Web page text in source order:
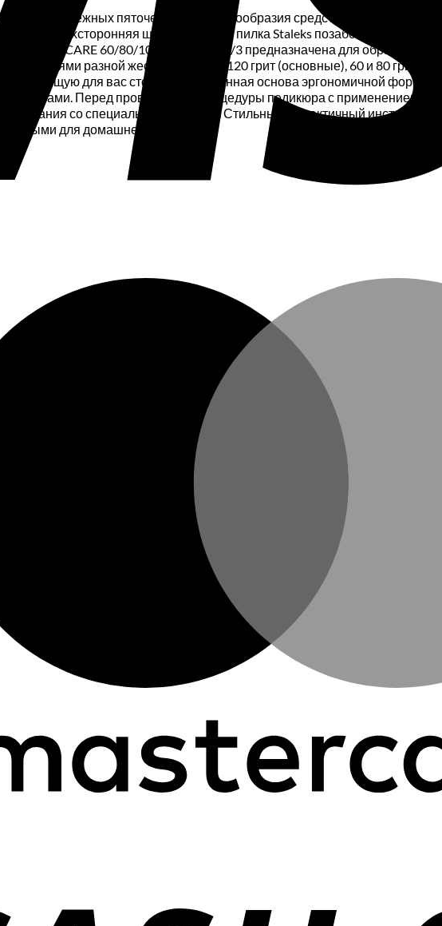
и нежных пяточек. Среди разнообразия средств для обработки
двухсторонняя шлифовальная пилка Staleks позаботится о
& CARE 60/80/100/120 ABC 10/3 предназначена для обработки
разной жесткости: 100 и 120 грит (основные), 60 и 80 грит
для вас сторону. Деревянная основа эргономичной формы
Перед проведением процедуры педикюра с применением
со специальным скрабом. Стильный и практичный
для домашнего ухода.